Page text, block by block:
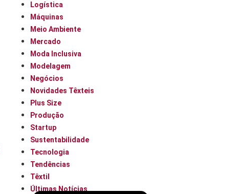
Logística
Máquinas
Meio Ambiente
Mercado
Moda Inclusiva
Modelagem
Negócios
Novidades Têxteis
Plus Size
Produção
Startup
Sustentabilidade
Tecnologia
Tendências
Têxtil
Últimas Notícias